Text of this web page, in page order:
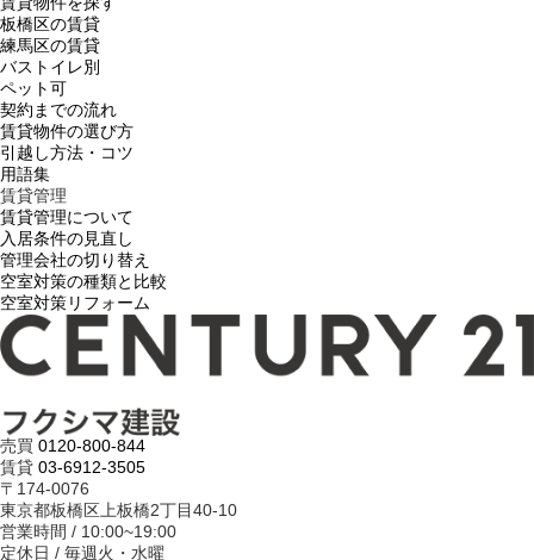
板橋区の賃貸
練馬区の賃貸
バストイレ別
ペット可
契約までの流れ
賃貸物件の選び方
引越し方法・コツ
用語集
賃貸管理
賃貸管理について
入居条件の見直し
管理会社の切り替え
空室対策の種類と比較
空室対策リフォーム
売買 0120-800-844
賃貸 03-6912-3505
〒174-0076
東京都板橋区上板橋2丁目40-10
営業時間 / 10:00~19:00
定休日 / 毎週火・水曜